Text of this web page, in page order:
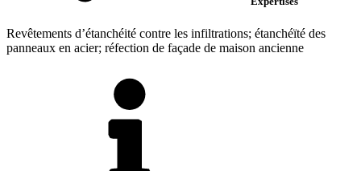
Revêtements d’étanchéité contre les infiltrations; étanchéïté des
panneaux en acier; réfection de façade de maison ancienne